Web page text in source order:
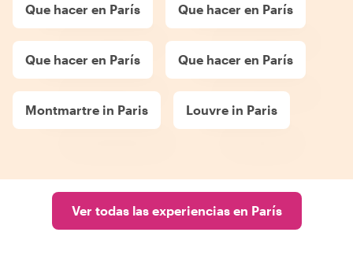
Que hacer en París Que hacer en París
Que hacer en París Que hacer en París
Montmartre in Paris Louvre in Paris
Ver todas las experiencias en París